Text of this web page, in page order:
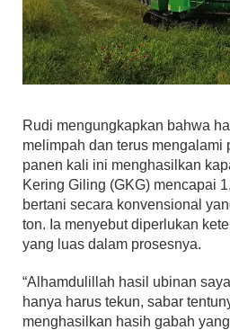
Rudi mengungkapkan bahwa
melimpah dan terus mengalami
panen kali ini menghasilkan
Kering Giling (GKG) mencapai
bertani secara konvensional
ton. Ia menyebut diperlukan
yang luas dalam prosesnya.
“Alhamdulillah hasil ubinan
hanya harus tekun, sabar
menghasilkan hasih gabah